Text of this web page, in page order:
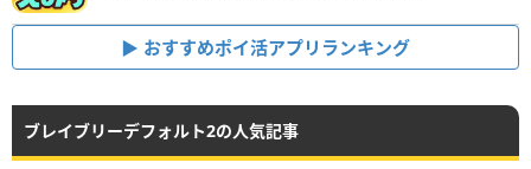
おすすめポイ活アプリランキング
ブレイブリーデフォルト2の人気記事